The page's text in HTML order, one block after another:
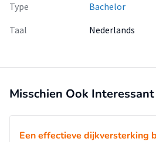
Type
Bachelor
Taal
Nederlands
Misschien Ook Interessant
Een effectieve dijkversterking